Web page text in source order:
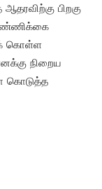
பிறகு
கொள்ள
நிறைய
கொடுத்த